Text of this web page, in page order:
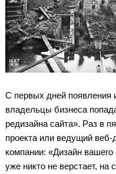
С первых дней появления
владельцы бизнеса
редизайна сайта». Раз в
проекта или ведущий
компании: «Дизайн вашего
уже никто не верстает, на